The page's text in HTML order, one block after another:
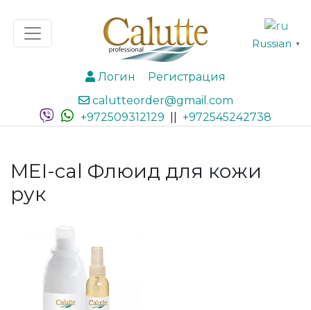
Логин
Регистрация
calutteorder@gmail.com
+972509312129
+972545242738
Russian ▼
MEI-cal Флюид для кожи
рук